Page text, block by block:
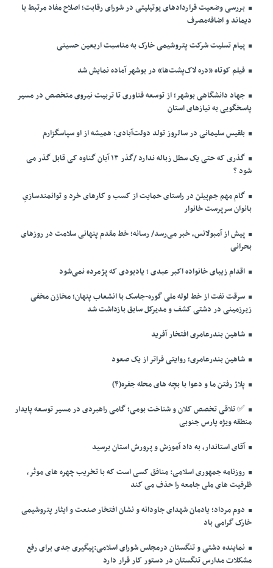
بررسی وضعیت قراردادهای یوتیلیتی در شورای رقابت؛ اصلاح مفاد مرتبط با
دیماند و اضافه‌مصرف
پیام تسلیت شرکت پتروشیمی خارک به مناسبت اربعین حسینی
فیلم کوتاه «دره لاک‌پشت‌ها» در بوشهر آماده نمایش شد
جهاد دانشگاهی بوشهر؛ از توسعه فناوری تا تربیت نیروی متخصص در مسیر
پاسخگویی به نیازهای استان
بلقیس سلیمانی در سالروز تولد دولت‌آبادی: همیشه از او سپاسگزارم
گذری که حتی یک سطل زباله ندارد /گذر ۱۳ آبان گناوه کی قابل گذر می
شود ؟
گام مهم جم‌پیلن در راستای حمایت از کسب و کارهای خرد و توانمندسازیِ
بانوان سرپرست خانوار
پیش از آمبولانس، خبر می‌رسد/ رسانه؛ خط مقدم پنهانی سلامت در روزهای
بحرانی
اقدام زیبای خانواده اکبر عبدی ؛ یادبودی که پژمرده نمی‌شود
سرقت نفت از خط لوله ملی گوره-جاسک با انشعاب پنهان؛ مخازن مخفی
زیرزمینی در دشتی کشف و مدیرکل سابق بازداشت شد
شاهین بندرعامری افتخار آفرید
شاهین بندرعامری؛ روایتی فراتر از یک صعود
پلاژ رفتن ما و دعوا با بچه های محله جفره(۴)
✅️ تلاقی تخصص کلان و شناخت بومی؛ گامی راهبردی در مسیر توسعه پایدار
منطقه ویژه پارس جنوبی
آقای استاندار، به داد آموزش و پرورش استان برسید
روزنامه جمهوری اسلامی: منافق کسی است که با تخریب چهره های موثر،
ظرفیت های ملی جامعه را حذف می کند
دوم مرداد؛ یادمان شهدای جاودانه و نشان افتخار صنعت و ایثار پتروشیمی
خارک گرامی باد
نماینده دشتی و تنگستان درمجلس شورای اسلامی:پیگیری جدی برای رفع
مشکلات مدارس تنگستان در دستور کار قرار دارد